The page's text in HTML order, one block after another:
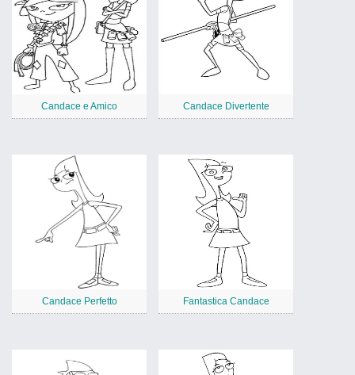
Candace e Amico Candace Divertente
Candace Perfetto Fantastica Candace